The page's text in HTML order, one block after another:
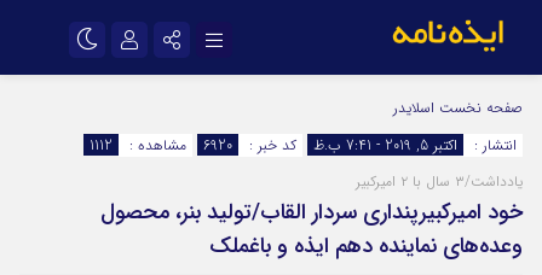
اینستاگرام
سروش
ایتا
آپارات
رمز عبور
صفحه نخست اسلایدر
انتشار :
اکتبر 5, 2019 - 7:41 ب.ظ کد خبر : 6920 مشاهده :
1112
یادداشت/۳ سال با ۲ امیرکبیر
خود امیرکبیرپنداری سردار القاب/تولید بنر، محصول
وعده‌های نماینده دهم ایذه و باغملک